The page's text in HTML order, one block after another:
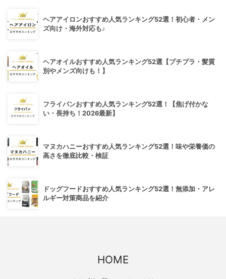
ヘアアイロンおすすめ人気ランキング52選！初心者・メン
ズ向け・海外対応も♪
ヘアオイルおすすめ人気ランキング52選【プチプラ・髪質
別やメンズ向けも！】
フライパンおすすめ人気ランキング52選！【焦げ付かな
い・長持ち！2026最新】
マヌカハニーおすすめ人気ランキング52選！味や栄養価の
高さを徹底比較・検証
ドッグフードおすすめ人気ランキング52選！無添加・アレ
ルギー対策商品を紹介
HOME